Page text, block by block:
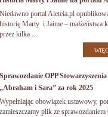
Niedawno portal Aleteia.pl
historię Marty i Jaime – małżeństwa
przez kilka ...
Sprawozdanie OPP Stowarzyszenia
„Abraham i Sara” za rok 2025
Wypełniając obowiązek ustawowy,
zamieszczamy plik ze sprawozdaniem